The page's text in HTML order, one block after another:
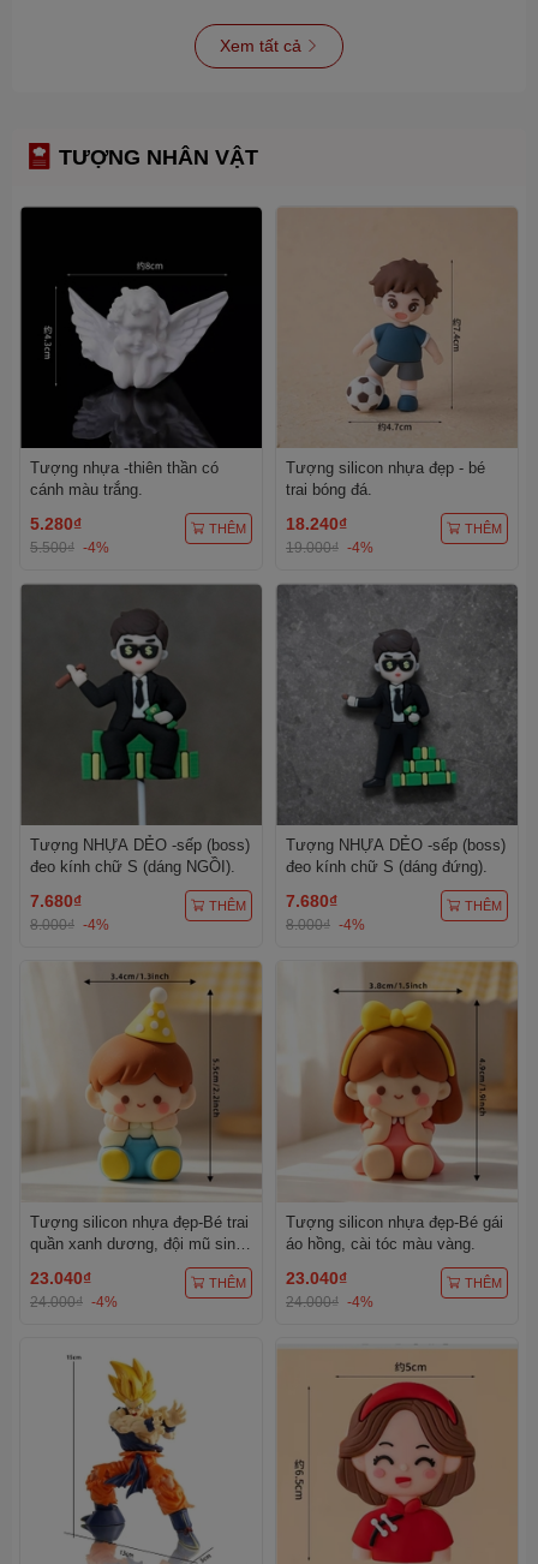
Xem tất cả
TƯỢNG NHÂN VẬT
Tượng nhựa -thiên thần có
cánh màu trắng.
5.280₫
5.500₫ -4%
THÊM
Tượng silicon nhựa đẹp - bé
trai bóng đá.
18.240₫
19.000₫ -4%
THÊM
Tượng NHỰA DẺO -sếp (boss)
đeo kính chữ S (dáng NGỒI).
7.680₫
8.000₫ -4%
THÊM
Tượng NHỰA DẺO -sếp (boss)
đeo kính chữ S (dáng đứng).
7.680₫
8.000₫ -4%
THÊM
Tượng silicon nhựa đẹp-Bé trai
quần xanh dương, đội mũ sinh
nhật màu vàng chấm trắng.
23.040₫
24.000₫ -4%
THÊM
Tượng silicon nhựa đẹp-Bé gái
áo hồng, cài tóc màu vàng.
23.040₫
24.000₫ -4%
THÊM